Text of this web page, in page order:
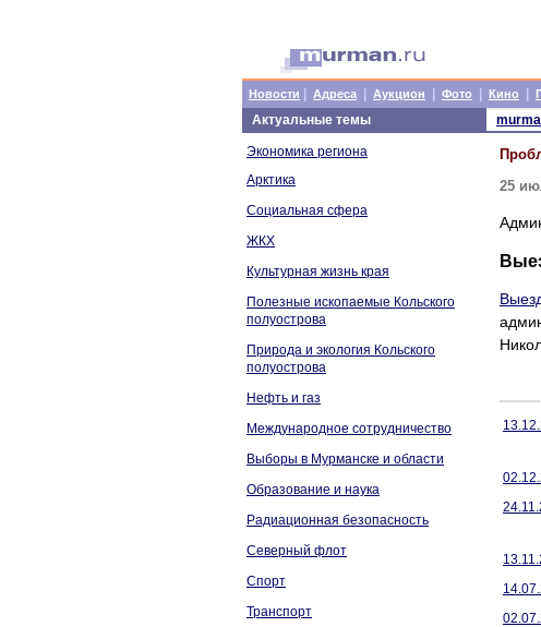
Новости Адреса Аукцион Фото Кино
Актуальные темы
Экономика региона
Арктика
Социальная сфера
ЖКХ
Культурная жизнь края
Полезные ископаемые Кольского
полуострова
Природа и экология Кольского
полуострова
Нефть и газ
Международное сотрудничество
Выборы в Мурманске и области
Образование и наука
Радиационная безопасность
Северный флот
Спорт
Транспорт
25